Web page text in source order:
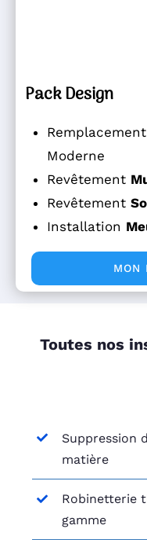
Pack Design
Moderne
Revêtement
Revêtement
Installation
MON
Toutes nos
Suppression
matière
Robinetterie
gamme